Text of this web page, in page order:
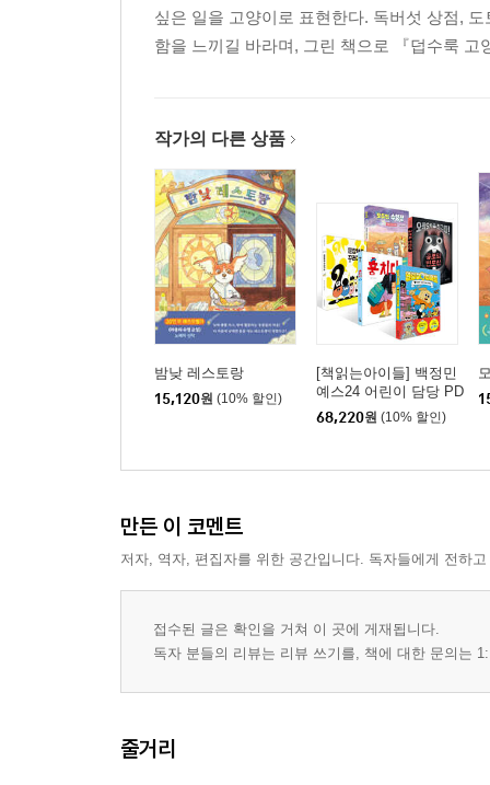
싶은 일을 고양이로 표현한다. 독버섯 상점,
함을 느끼길 바라며, 그린 책으로 『덥수룩 고
작가의 다른 상품
밤낮 레스토랑
15,120원 (10% 할인)
[책읽는아이들] 백정민
예스24 어린이 담당 PD
추천 초등 1~2학년 세
68,220원 (10% 할인)
만든 이 코멘트
저자, 역자, 편집자를 위한 공간입니다. 독자들에게 전하
접수된 글은 확인을 거쳐 이 곳에 게재됩니다.
독자 분들의 리뷰는 리뷰 쓰기를, 책에 대한 문의는
줄거리